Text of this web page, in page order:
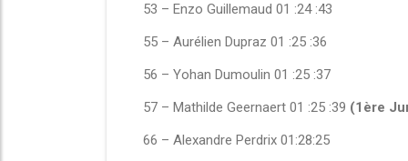
53 – Enzo Guillemaud 01 :24 :43
55 – Aurélien Dupraz 01 :25 :36
56 – Yohan Dumoulin 01 :25 :37
57 – Mathilde Geernaert 01 :25 :39 (1ère
66 – Alexandre Perdrix 01:28:25